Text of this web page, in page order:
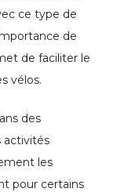
ce type de
de
de faciliter le
vélos.
des
activités
les
pour certains